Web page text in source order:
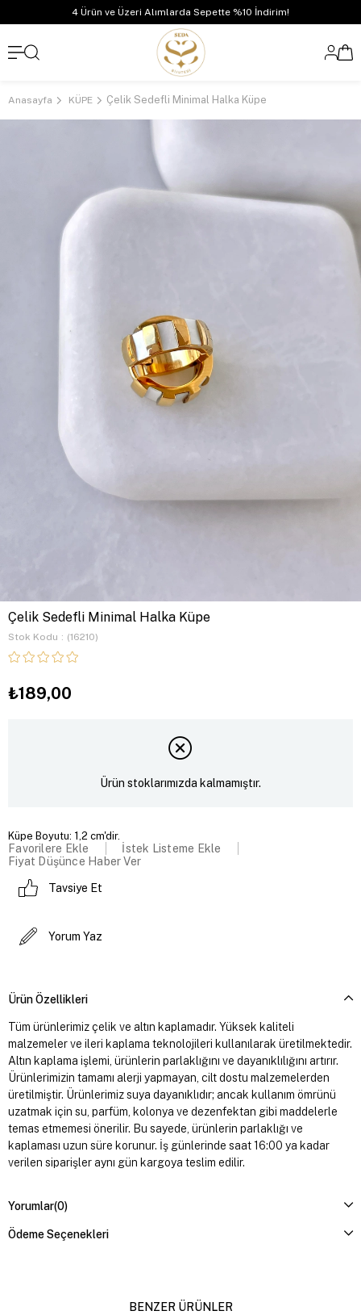
4 Ürün ve Üzeri Alımlarda Sepette %10 İndirim!
Anasayfa KÜPE Çelik Sedefli Minimal Halka Küpe
Çelik Sedefli Minimal Halka Küpe
Stok Kodu (16210)
₺189,00
Ürün stoklarımızda kalmamıştır.
Küpe Boyutu: 1,2 cm'dir.
Favorilere Ekle
İstek Listeme Ekle
Fiyat Düşünce Haber Ver
Tavsiye Et
Yorum Yaz
Ürün Özellikleri
Tüm ürünlerimiz çelik ve altın kaplamadır. Yüksek kaliteli
malzemeler ve ileri kaplama teknolojileri kullanılarak üretilmektedir.
Altın kaplama işlemi, ürünlerin parlaklığını ve dayanıklılığını artırır.
Ürünlerimizin tamamı alerji yapmayan, cilt dostu malzemelerden
üretilmiştir. Ürünlerimiz suya dayanıklıdır; ancak kullanım ömrünü
uzatmak için su, parfüm, kolonya ve dezenfektan gibi maddelerle
temas etmemesi önerilir. Bu sayede, ürünlerin parlaklığı ve
kaplaması uzun süre korunur. İş günlerinde saat 16:00 ya kadar
verilen siparişler aynı gün kargoya teslim edilir.
Yorumlar(0)
Ödeme Seçenekleri
BENZER ÜRÜNLER